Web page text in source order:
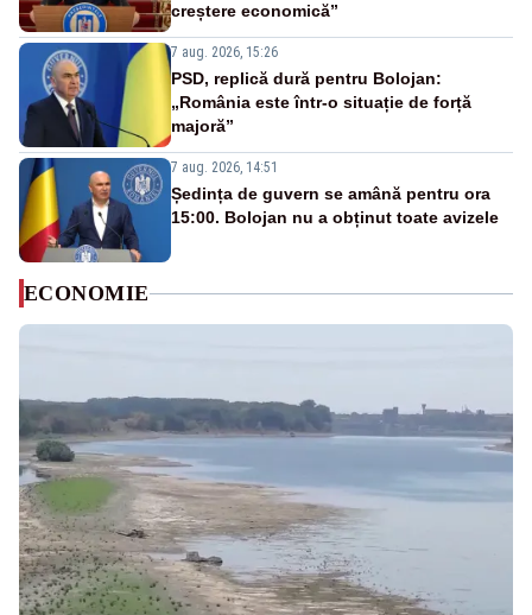
creștere economică”
7 aug. 2026, 15:26
PSD, replică dură pentru Bolojan:
„România este într-o situație de forță
majoră”
7 aug. 2026, 14:51
Ședința de guvern se amână pentru ora
15:00. Bolojan nu a obținut toate avizele
ECONOMIE